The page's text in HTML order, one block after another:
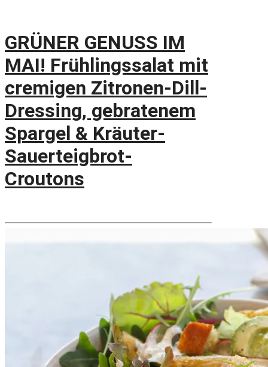
GRÜNER GENUSS IM
MAI! Frühlingssalat mit
cremigen Zitronen-Dill-
Dressing, gebratenem
Spargel & Kräuter-
Sauerteigbrot-
Croutons